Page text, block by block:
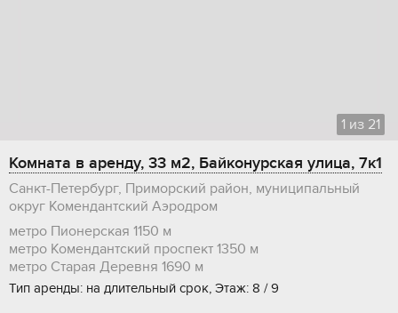
1 из 21
Комната в аренду, 33 м2, Байконурская улица, 7к1
Санкт-Петербург, Приморский район, муниципальный
округ Комендантский Аэродром
метро Пионерская 1150 м
метро Комендантский проспект 1350 м
метро Старая Деревня 1690 м
Тип аренды: на длительный срок, Этаж: 8 / 9